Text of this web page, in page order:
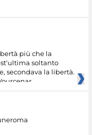
più che la
soltanto
secondava la libertà.